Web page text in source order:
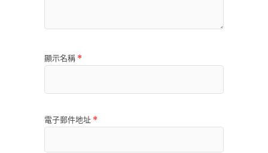
顯示名稱 *
電子郵件地址 *